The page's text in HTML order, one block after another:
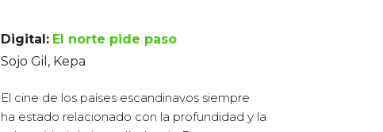
Digital: El norte pide paso
Sojo Gil, Kepa
El cine de los países escandinavos siempre
ha estado relacionado con la profundidad y la